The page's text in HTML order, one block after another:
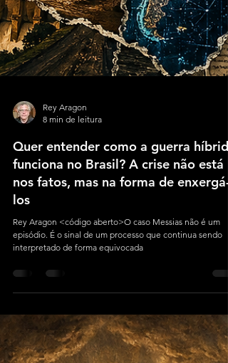
Rey Aragon
8 min de leitura
Quer entender como a guerra híbrida
funciona no Brasil? A crise não está
nos fatos, mas na forma de enxergá-
los
Rey Aragon <código aberto>O caso Messias não é um
episódio. É o sinal de um processo que continua sendo